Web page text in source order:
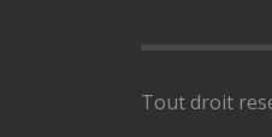
Tout droit